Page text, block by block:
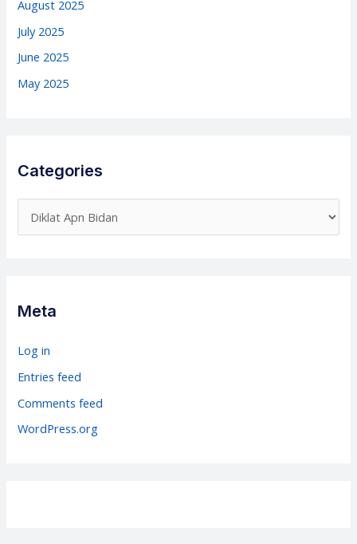
August 2025
July 2025
June 2025
May 2025
Categories
a
g
r
i
Meta
Log in
Entries feed
Comments feed
WordPress.org